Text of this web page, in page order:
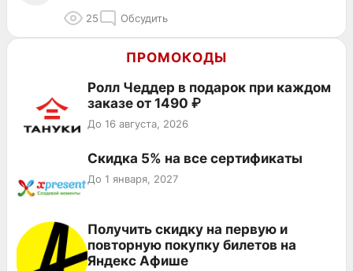
25 Обсудить
ПРОМОКОДЫ
Ролл Чеддер в подарок при каждом
заказе от 1490 ₽
До 16 августа, 2026
Скидка 5% на все сертификаты
До 1 января, 2027
Получить скидку на первую и
повторную покупку билетов на
Яндекс Афише